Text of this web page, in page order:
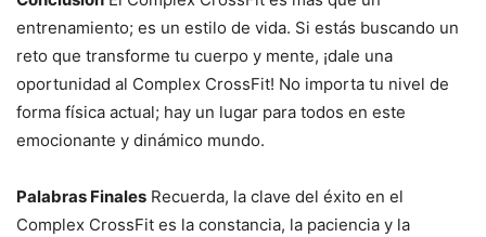
entrenamiento; es un estilo de vida. Si estás buscando un
reto que transforme tu cuerpo y mente, ¡dale una
oportunidad al Complex CrossFit! No importa tu nivel de
forma física actual; hay un lugar para todos en este
emocionante y dinámico mundo.
Palabras Finales Recuerda, la clave del éxito en el
Complex CrossFit es la constancia, la paciencia y la